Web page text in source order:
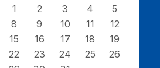
1
2 3 4
5
8 9 10 11
12
15 16 17 18
19
22 23 24 25
26